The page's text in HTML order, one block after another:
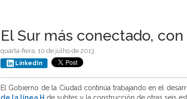
El Sur más conectado,
quarta-feira, 10 de julho de 2013
LinkedIn
El Gobierno de la Ciudad continúa trabajando en el